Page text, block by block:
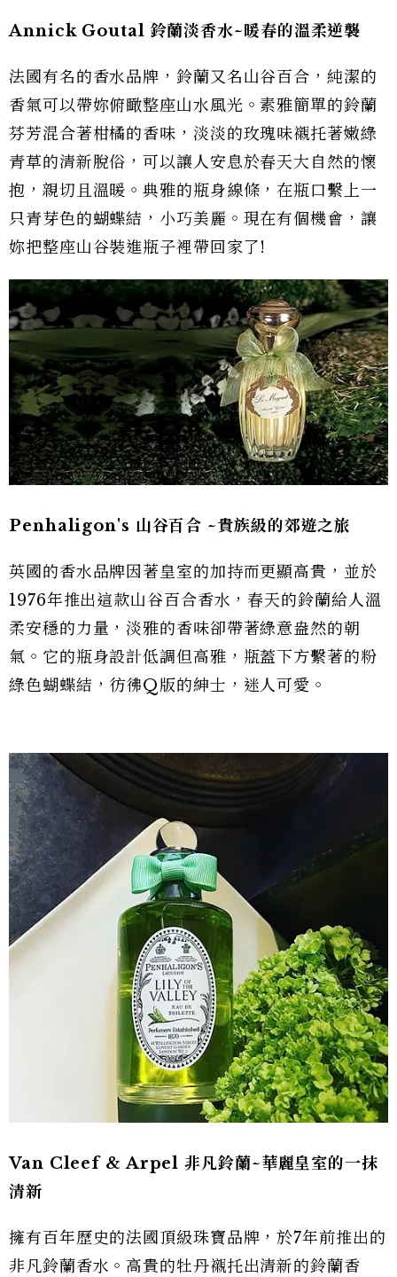
Annick Goutal 鈴蘭淡香水~暖春的溫柔逆襲
法國有名的香水品牌，鈴蘭又名山谷百合，純潔的
香氣可以帶妳俯瞰整座山水風光。素雅簡單的鈴蘭
芬芳混合著柑橘的香味，淡淡的玫瑰味襯托著嫩綠
青草的清新脫俗，可以讓人安息於春天大自然的懷
抱，親切且溫暖。典雅的瓶身線條，在瓶口繫上一
只青芽色的蝴蝶結，小巧美麗。現在有個機會，讓
妳把整座山谷裝進瓶子裡帶回家了!
Penhaligon's 山谷百合 ~貴族級的郊遊之旅
英國的香水品牌因著皇室的加持而更顯高貴，並於
1976年推出這款山谷百合香水，春天的鈴蘭給人溫
柔安穩的力量，淡雅的香味卻帶著綠意盎然的朝
氣。它的瓶身設計低調但高雅，瓶蓋下方繫著的粉
綠色蝴蝶結，彷彿Q版的紳士，迷人可愛。
Van Cleef & Arpel 非凡鈴蘭~華麗皇室的一抹
清新
擁有百年歷史的法國頂級珠寶品牌，於7年前推出的
非凡鈴蘭香水。高貴的牡丹襯托出清新的鈴蘭香